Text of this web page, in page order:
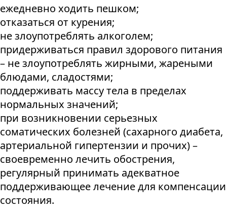
ежедневно ходить пешком;
отказаться от курения;
не злоупотреблять алкоголем;
придерживаться правил здорового питания
– не злоупотреблять жирными, жареными
блюдами, сладостями;
поддерживать массу тела в пределах
нормальных значений;
при возникновении серьезных
соматических болезней (сахарного диабета,
артериальной гипертензии и прочих) –
своевременно лечить обострения,
регулярный принимать адекватное
поддерживающее лечение для компенсации
состояния.